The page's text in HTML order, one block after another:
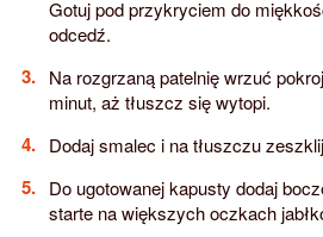
Gotuj pod przykryciem do
odcedź.
Na rozgrzaną patelnię wrzuć
minut, aż tłuszcz się wytopi.
Dodaj smalec i na tłuszczu
Do ugotowanej kapusty dodaj
starte na większych oczkach